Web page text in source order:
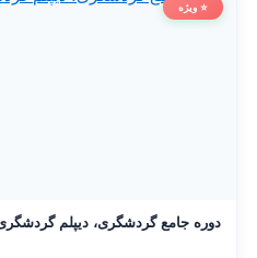
⭐ ویژه
دوره جامع گردشگری، دیپلم گردشگری